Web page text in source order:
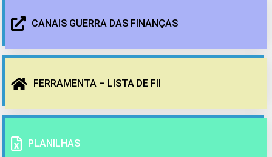
CANAIS GUERRA DAS FINANÇAS
FERRAMENTA – LISTA DE FII
PLANILHAS